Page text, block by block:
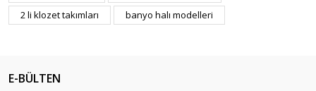
2 li klozet takımları
banyo halı modelleri
E-BÜLTEN